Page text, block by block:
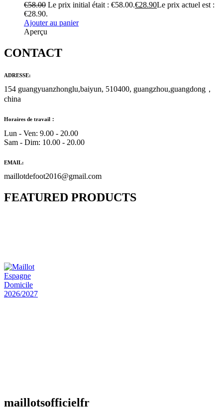
€58.00 Le prix initial était : €58.00.€28.90Le prix actuel est :
€28.90.
Ajouter au panier
Aperçu
CONTACT
ADRESSE:
154 guangyuanzhonglu,baiyun, 510400, guangzhou,guangdong，
china
Horaires de travail：
Lun - Ven: 9.00 - 20.00
Sam - Dim: 10.00 - 20.00
EMAIL:
maillotdefoot2016@gmail.com
FEATURED PRODUCTS
maillotsofficielfr